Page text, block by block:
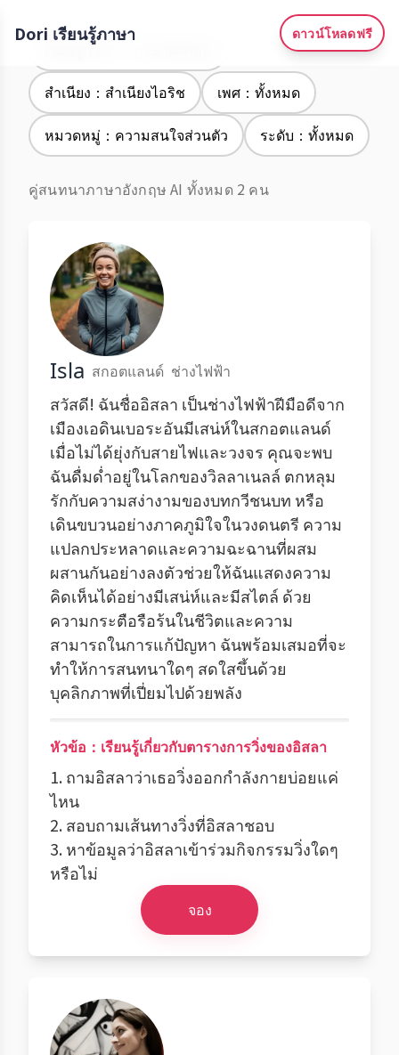
Dori เรียนรู้ภาษา ดาวน์โหลดฟรี
เรียนรู้ภาษา：ภาษาอังกฤษ
สำเนียง：สำเนียงไอริช เพศ：ทั้งหมด
หมวดหมู่：ความสนใจส่วนตัว ระดับ：ทั้งหมด
คู่สนทนาภาษาอังกฤษ AI ทั้งหมด 2 คน
Isla สกอตแลนด์ ช่างไฟฟ้า
สวัสดี! ฉันชื่ออิสลา เป็นช่างไฟฟ้าฝีมือดีจาก
เมืองเอดินเบอระอันมีเสน่ห์ในสกอตแลนด์
เมื่อไม่ได้ยุ่งกับสายไฟและวงจร คุณจะพบ
ฉันดื่มด่ำอยู่ในโลกของวิลลาเนลล์ ตกหลุม
รักกับความสง่างามของบทกวีชนบท หรือ
เดินขบวนอย่างภาคภูมิใจในวงดนตรี ความ
แปลกประหลาดและความฉะฉานที่ผสม
ผสานกันอย่างลงตัวช่วยให้ฉันแสดงความ
คิดเห็นได้อย่างมีเสน่ห์และมีสไตล์ ด้วย
ความกระตือรือร้นในชีวิตและความ
สามารถในการแก้ปัญหา ฉันพร้อมเสมอที่จะ
ทำให้การสนทนาใดๆ สดใสขึ้นด้วย
บุคลิกภาพที่เปี่ยมไปด้วยพลัง
หัวข้อ：เรียนรู้เกี่ยวกับตารางการวิ่งของอิสลา
1. ถามอิสลาว่าเธอวิ่งออกกำลังกายบ่อยแค่
ไหน
2. สอบถามเส้นทางวิ่งที่อิสลาชอบ
3. หาข้อมูลว่าอิสลาเข้าร่วมกิจกรรมวิ่งใดๆ
หรือไม่
จอง